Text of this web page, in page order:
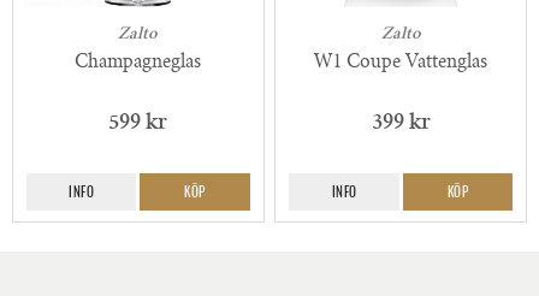
Zalto
Champagneglas
599 kr
INFO KÖP
Zalto
W1 Coupe Vattenglas
399 kr
INFO KÖP